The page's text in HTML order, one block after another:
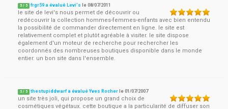
5 / 5 frgr59 a évalué Levi's le08/07/2011
le site de levi's nous permet de découvrir ou
redécouvrir la collection hommes-femmes-enfants avec bien entendu
la possibilité de commander directement en ligne. le site est
relativement complet et plutôt agréable à visiter. le site dispose
également d'un moteur de recherche pour rechercher les
coordonnés des nombreuses boutiques disponible dans le monde
entier. un bon site dans l'ensemble.
5 / 5 thestupiddwarf a évalué Yves Rocher le01/07/2007
un site très joli, qui propose un grand choix de
cosmétiques végétaux. cette boutique a la particularité de diffuser son